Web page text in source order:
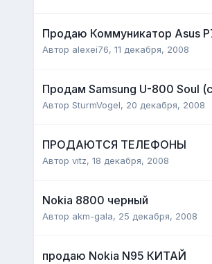
Продаю Коммуникатор Asus
Автор alexei76, 11 декабря, 2008
Продам Samsung U-800 Soul
Автор SturmVogel, 20 декабря, 2008
ПРОДАЮТСЯ ТЕЛЕФОНЫ
Автор vitz, 18 декабря, 2008
Nokia 8800 черный
Автор akm-gala, 25 декабря, 2008
продаю Nokia N95 КИТАЙ